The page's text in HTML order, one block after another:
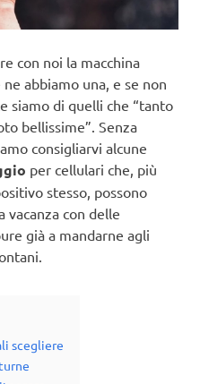
con noi la macchina
abbiamo una, e se non
siamo di quelli che “tanto
bellissime”. Senza
consigliarvi alcune
per cellulari che, più
stesso, possono
vacanza con delle
già a mandarne agli
scegliere